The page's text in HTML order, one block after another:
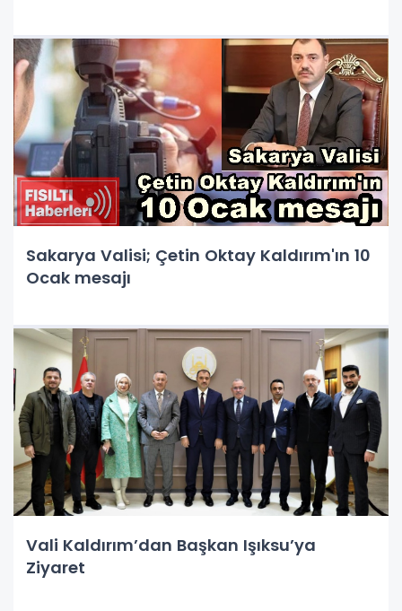
Sakarya Valisi; Çetin Oktay Kaldırım'ın 10
Ocak mesajı
Vali Kaldırım’dan Başkan Işıksu’ya
Ziyaret